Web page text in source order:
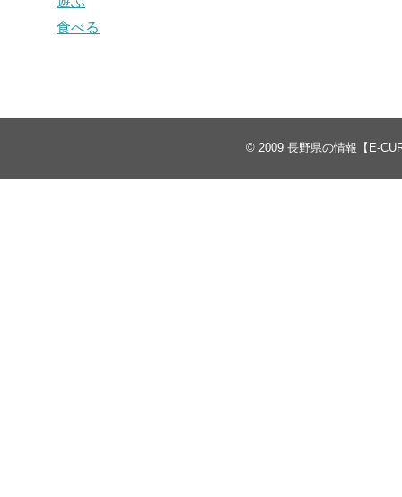
食べる
© 2009 長野県の情報【E-